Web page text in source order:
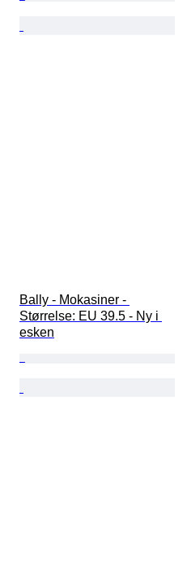
Bally - Mokasiner -
Størrelse: EU 39.5 - Ny i
esken